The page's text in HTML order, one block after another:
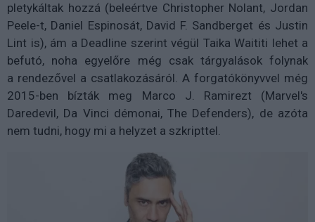
pletykáltak hozzá (beleértve Christopher Nolant, Jordan
Peele-t, Daniel Espinosát, David F. Sandberget és Justin
Lint is), ám a Deadline szerint végül Taika Waititi lehet a
befutó, noha egyelőre még csak tárgyalások folynak
a rendezővel a csatlakozásáról. A forgatókönyvvel még
2015-ben bízták meg Marco J. Ramirezt (Marvel's
Daredevil, Da Vinci démonai, The Defenders), de azóta
nem tudni, hogy mi a helyzet a szkripttel.